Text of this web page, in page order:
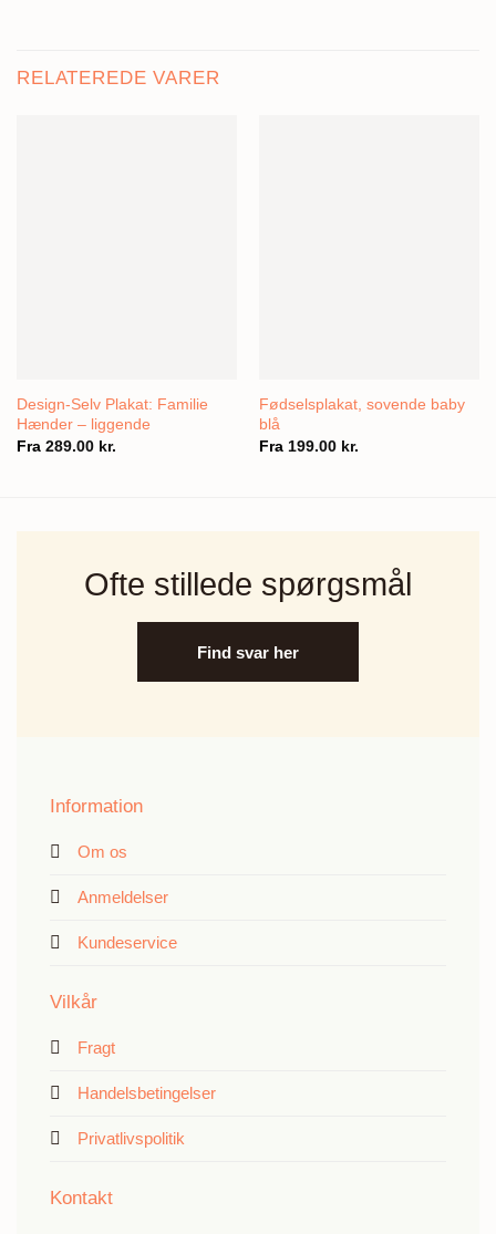
RELATEREDE VARER
Design-Selv Plakat: Familie
Hænder – liggende
Fra 289.00 kr.
Fødselsplakat, sovende baby
blå
Fra 199.00 kr.
Ofte stillede spørgsmål
Find svar her
Information
Om os
Anmeldelser
Kundeservice
Vilkår
Fragt
Handelsbetingelser
Privatlivspolitik
Kontakt